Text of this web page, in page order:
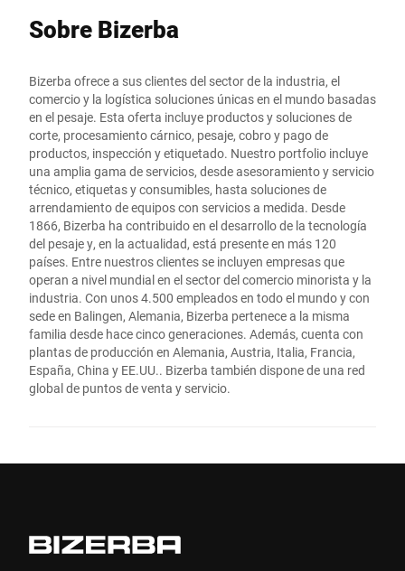
Sobre Bizerba
Bizerba ofrece a sus clientes del sector de la industria, el
comercio y la logística soluciones únicas en el mundo basadas
en el pesaje. Esta oferta incluye productos y soluciones de
corte, procesamiento cárnico, pesaje, cobro y pago de
productos, inspección y etiquetado. Nuestro portfolio incluye
una amplia gama de servicios, desde asesoramiento y servicio
técnico, etiquetas y consumibles, hasta soluciones de
arrendamiento de equipos con servicios a medida. Desde
1866, Bizerba ha contribuido en el desarrollo de la tecnología
del pesaje y, en la actualidad, está presente en más 120
países. Entre nuestros clientes se incluyen empresas que
operan a nivel mundial en el sector del comercio minorista y la
industria. Con unos 4.500 empleados en todo el mundo y con
sede en Balingen, Alemania, Bizerba pertenece a la misma
familia desde hace cinco generaciones. Además, cuenta con
plantas de producción en Alemania, Austria, Italia, Francia,
España, China y EE.UU.. Bizerba también dispone de una red
global de puntos de venta y servicio.